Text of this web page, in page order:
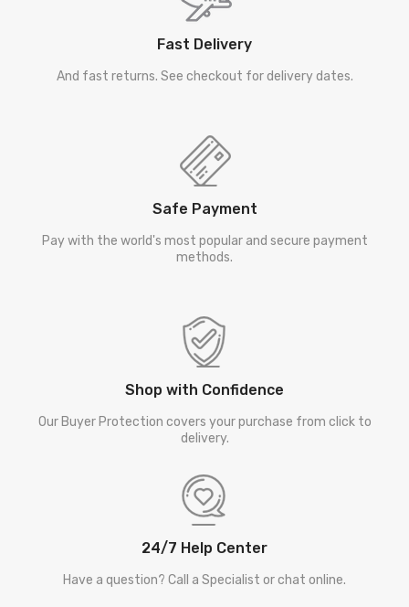
Fast Delivery
And fast returns. See checkout for delivery dates.
Safe Payment
Pay with the world's most popular and secure payment
methods.
Shop with Confidence
Our Buyer Protection covers your purchase from click to
delivery.
24/7 Help Center
Have a question? Call a Specialist or chat online.